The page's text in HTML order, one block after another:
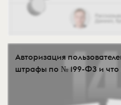
Авторизация
штрафы по № 199-ФЗ и что